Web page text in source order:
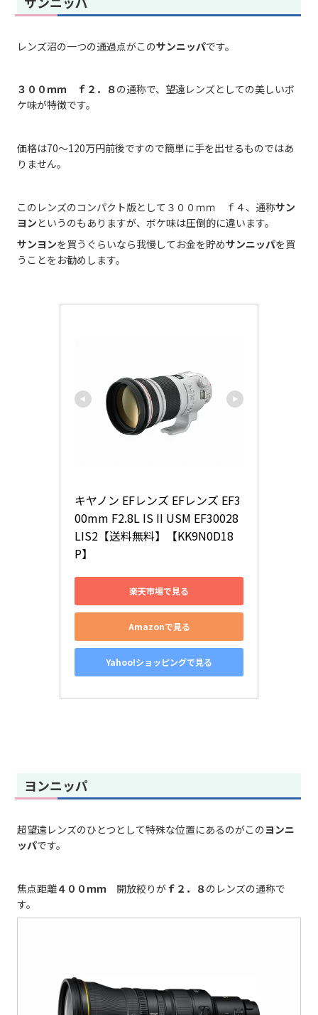
レンズ沼の一つの通過点がこのサンニッパです。
３００ｍｍ ｆ２．８の通称で、望遠レンズとしての美しいボ
ケ味が特徴です。
価格は70～120万円前後ですので簡単に手を出せるものではあ
りません。
このレンズのコンパクト版として３００ｍｍ ｆ４、通称サン
ヨンというのもありますが、ボケ味は圧倒的に違います。
サンヨンを買うぐらいなら我慢してお金を貯めサンニッパを買
うことをお勧めします。
キヤノン EFレンズ EFレンズ EF3
00mm F2.8L IS II USM EF30028
LIS2【送料無料】【KK9N0D18
P】
楽天市場で見る
Amazonで見る
Yahoo!ショッピングで見る
ヨンニッパ
超望遠レンズのひとつとして特殊な位置にあるのがこのヨンニ
ッパです。
焦点距離４００ｍｍ 開放絞りがｆ２．８のレンズの通称で
す。